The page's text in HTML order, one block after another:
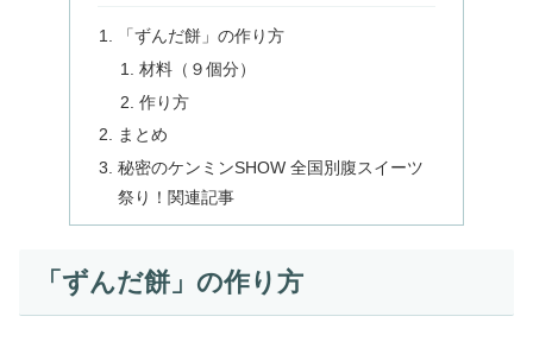
「ずんだ餅」の作り方
材料（９個分）
作り方
まとめ
秘密のケンミンSHOW 全国別腹スイーツ
祭り！関連記事
「ずんだ餅」の作り方